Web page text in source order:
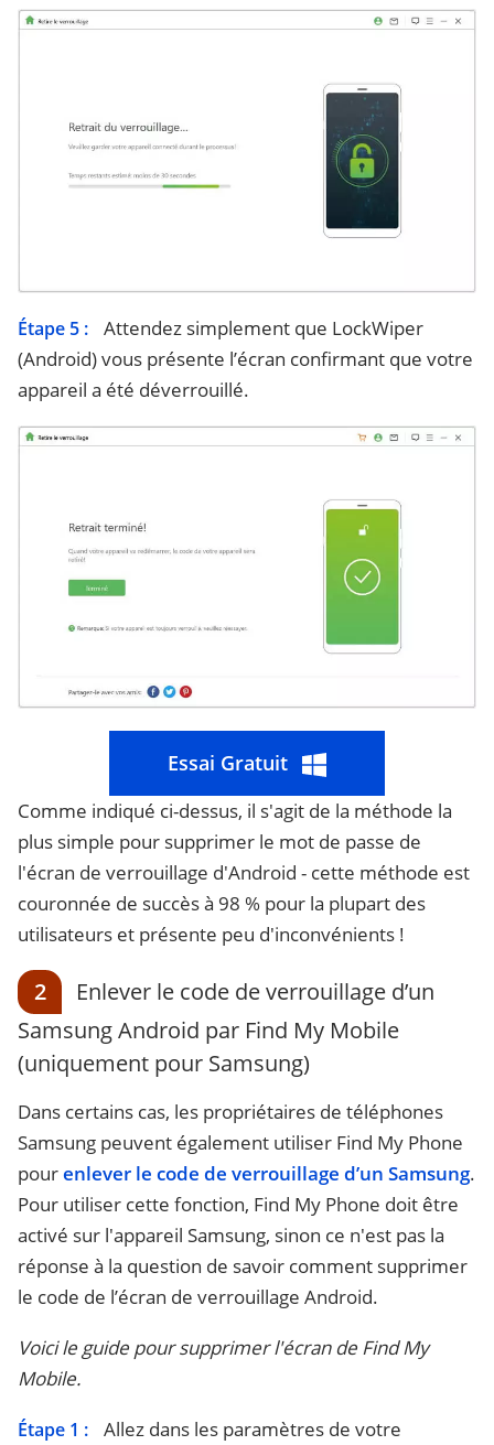
Étape 5 :
Attendez simplement que LockWiper
(Android) vous présente l’écran confirmant que votre
appareil a été déverrouillé.
Essai Gratuit
Comme indiqué ci-dessus, il s'agit de la méthode la
plus simple pour supprimer le mot de passe de
l'écran de verrouillage d'Android - cette méthode est
couronnée de succès à 98 % pour la plupart des
utilisateurs et présente peu d'inconvénients !
2
Enlever le code de verrouillage d’un
Samsung Android par Find My Mobile
(uniquement pour Samsung)
Dans certains cas, les propriétaires de téléphones
Samsung peuvent également utiliser Find My Phone
pourenlever le code de verrouillage d’un Samsung.
Pour utiliser cette fonction, Find My Phone doit être
activé sur l'appareil Samsung, sinon ce n'est pas la
réponse à la question de savoir comment supprimer
le code de l’écran de verrouillage Android.
Voici le guide pour supprimer l'écran de Find My
Mobile.
Étape 1 : Allez dans les paramètres de votre